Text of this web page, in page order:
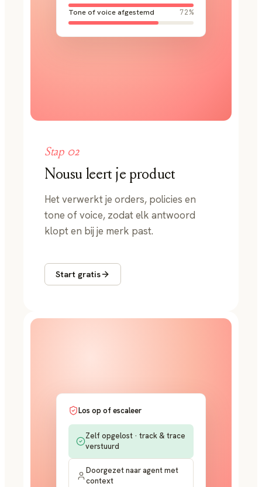
Tone of voice afgestemd
72%
Stap 02
Nousu leert je product
Het verwerkt je orders, policies en
tone of voice, zodat elk antwoord
klopt en bij je merk past.
Start gratis
Los op of escaleer
Zelf opgelost · track & trace
verstuurd
Doorgezet naar agent met
context